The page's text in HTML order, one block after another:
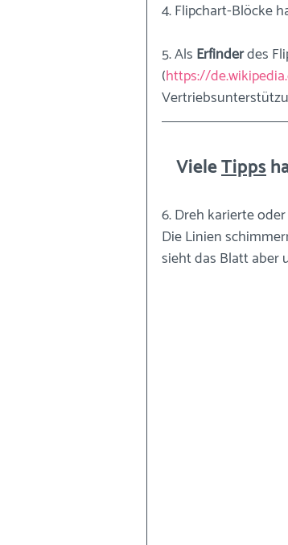
4. Flipchart-Blöcke
5. Als Erfinder des
(https://
Viele Tipps
6. Dreh karierte
Die Linien
sieht das Blatt aber